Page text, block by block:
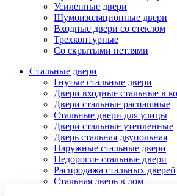
Усиленные двери
Шумоизоляционные двери
Входные двери со стеклом
Трехконтурные
Со скрытыми петлями
Стальные двери
Гнутые стальные двери
Двери входные стальные в
Двери стальные распашные
Стальные двери для улицы
Двери стальные утепленные
Дверь стальная двупольная
Наружные стальные двери
Недорогие стальные двери
Распродажа стальных дверей
Стальная дверь в дом